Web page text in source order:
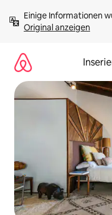
Inhalten
springenOriginal anzeigen